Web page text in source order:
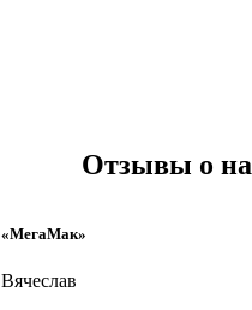
Отзывы о
«МегаМак»
Вячеслав